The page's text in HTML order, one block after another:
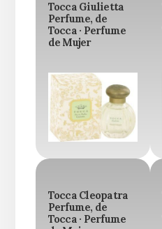
Tocca Giulietta
Perfume, de
Tocca · Perfume
de Mujer
Tocca Cleopatra
Perfume, de
Tocca · Perfume